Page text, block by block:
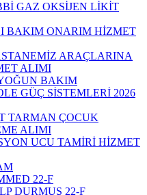
GAZ OKSİJEN LİKİT
BAKIM ONARIM HİZMET
ARAÇLARINA
ALIMI
BAKIM
GÜÇ SİSTEMLERİ 2026
TARMAN ÇOCUK
ALIMI
UCU TAMİRİ HİZMET
22-F
DURMUŞ 22-F